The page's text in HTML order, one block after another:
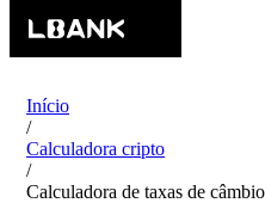
Início
/
Calculadora cripto
/
Calculadora de taxas de